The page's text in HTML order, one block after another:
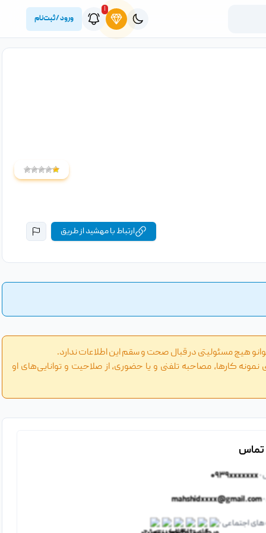
۱
ورود / ثبت‌نام
ارتباط با مهشید از طریق
هیچ مسئولیتی در قبال صحت و سقم این اطلاعات ندارد.
کارها، مصاحبه تلفنی و یا حضوری، از صلاحیت و توانایی‌های او
تماس
·۰۹۳۹xxxxxxx
mahshidxxxx@gmail.com
اجتماعی ·